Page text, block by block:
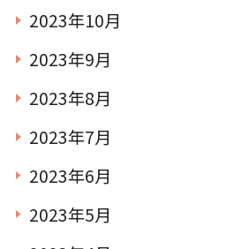
2023年10月
2023年9月
2023年8月
2023年7月
2023年6月
2023年5月